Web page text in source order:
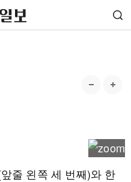
줄 왼쪽 세 번째)와 한